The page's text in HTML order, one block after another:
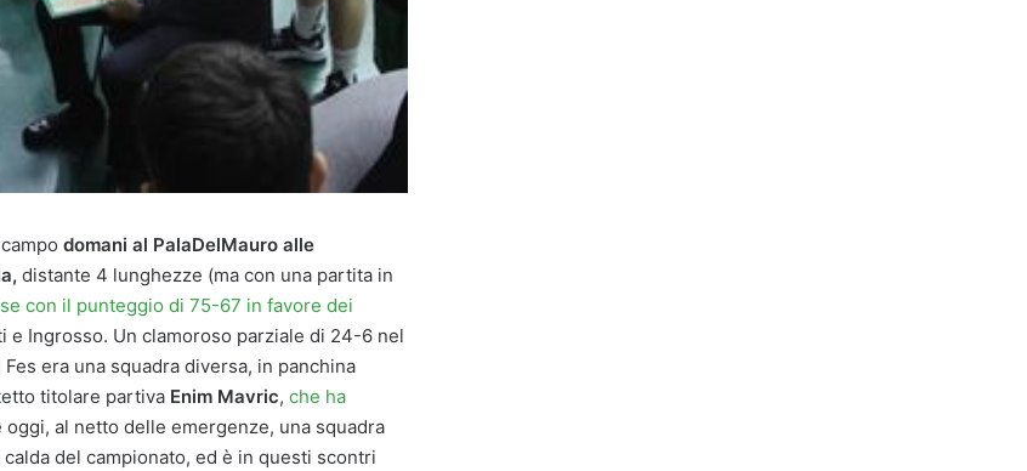
domani al PalaDelMauro alle
distante 4 lunghezze (ma con una partita in
con il punteggio di 75-67 in favore dei
Ingrosso. Un clamoroso parziale di 24-6 nel
era una squadra diversa, in panchina
titolare partiva Enim Mavric, che ha
oggi, al netto delle emergenze, una squadra
del campionato, ed è in questi scontri